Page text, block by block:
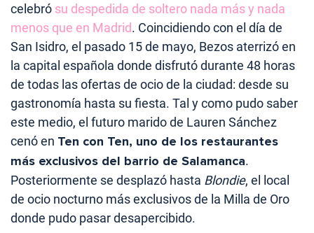
celebró su despedida de soltero nada más y nada
menos que en Madrid. Coincidiendo con el día de
San Isidro, el pasado 15 de mayo, Bezos aterrizó en
la capital española donde disfrutó durante 48 horas
de todas las ofertas de ocio de la ciudad: desde su
gastronomía hasta su fiesta. Tal y como pudo saber
este medio, el futuro marido de Lauren Sánchez
cenó en Ten con Ten, uno de los restaurantes
más exclusivos del barrio de Salamanca.
Posteriormente se desplazó hasta Blondie, el local
de ocio nocturno más exclusivos de la Milla de Oro
donde pudo pasar desapercibido.